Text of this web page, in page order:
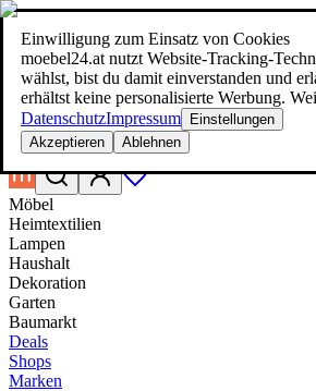
Einwilligung zum Einsatz von Cookies
moebel24.at nutzt Website-Tracking-
wählst, bist du damit einverstanden und
erhältst keine personalisierte Werbung.
DatenschutzImpressum
Einstellungen
Akzeptieren
Ablehnen
Suche
moebel dir den besten Preis!moebel dir den
Möbel
Heimtextilien
Lampen
Haushalt
Dekoration
Garten
Baumarkt
Deals
Shops
Marken